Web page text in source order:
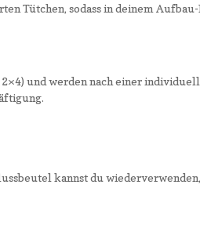
Tütchen, sodass in deinem Aufbau-
2×4) und werden nach einer
kannst du